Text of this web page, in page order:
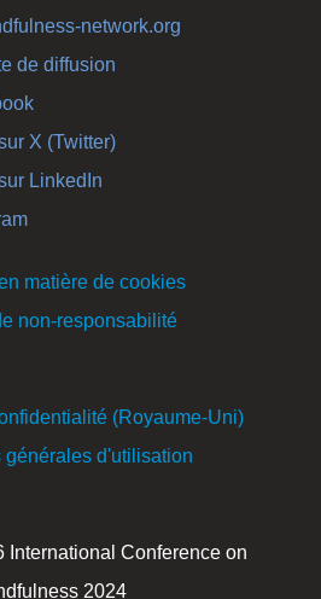
network.org
de diffusion
X (Twitter)
LinkedIn
matière de cookies
non-responsabilité
(Royaume-Uni)
générales d'utilisation
International Conference on
2024